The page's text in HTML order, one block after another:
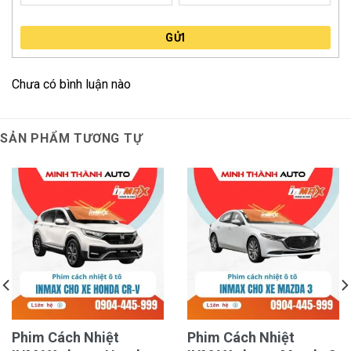
Phim cách nhiệt 3M Ceramic NR phản xạ nhiệt thế hệ
mới với giá cả hợp lý
3M không chỉ đơn thuần là một nhà sản xuất, họ là “cha
đẻ” của ngành phim cách nhiệt ô tô. Với hơn 50 năm
phát triển, mỗi mét phim 3M đều trải qua quy trình
kiểm soát chất lượng khắt khe nhất. Việc chọn phim
lựa chọn sự an tâm, tin tưởng vào độ bền và hiệu năng
GỬI
Chưa có bình luận nào
SẢN PHẨM TƯƠNG TỰ
Phim Cách Nhiệt
Phim Cách Nhiệt